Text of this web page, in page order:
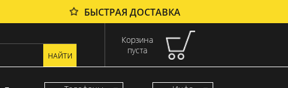
БЫСТРАЯ ДОСТАВКА
Корзина
пуста